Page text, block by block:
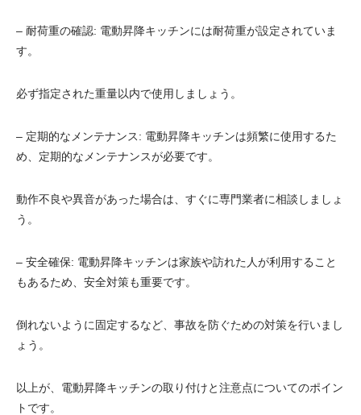
– 耐荷重の確認: 電動昇降キッチンには耐荷重が設定されていま
す。
必ず指定された重量以内で使用しましょう。
– 定期的なメンテナンス: 電動昇降キッチンは頻繁に使用するた
め、定期的なメンテナンスが必要です。
動作不良や異音があった場合は、すぐに専門業者に相談しましょ
う。
– 安全確保: 電動昇降キッチンは家族や訪れた人が利用すること
もあるため、安全対策も重要です。
倒れないように固定するなど、事故を防ぐための対策を行いまし
ょう。
以上が、電動昇降キッチンの取り付けと注意点についてのポイン
トです。